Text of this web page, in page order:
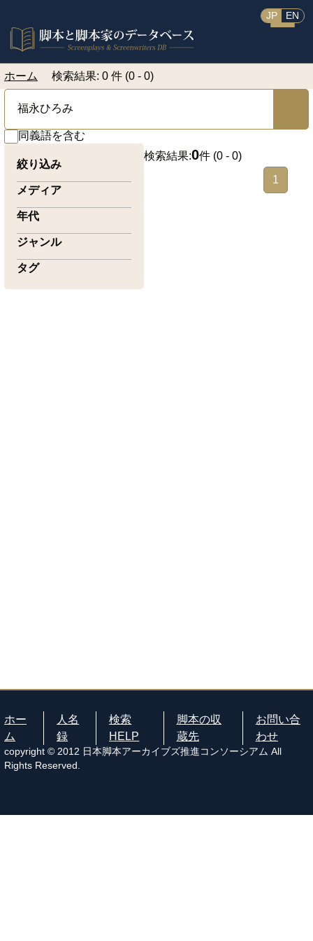
JP EN
ホーム 検索結果: 0 件 (0 - 0)
同義語を含む
絞り込み
メディア
年代
ジャンル
タグ
検索結果:0件 (0 - 0)
1
ホー
ム
人名
録
検索
HELP
脚本の収
蔵先
お問い合
わせ
copyright © 2012 日本脚本アーカイブズ推進コンソーシアム All
Rights Reserved.